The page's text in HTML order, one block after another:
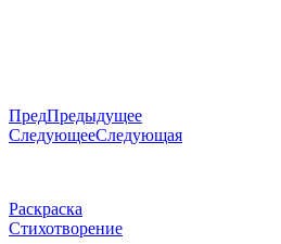
ПредПредыдущее
СледующееСледующая
Раскраска
Стихотворение